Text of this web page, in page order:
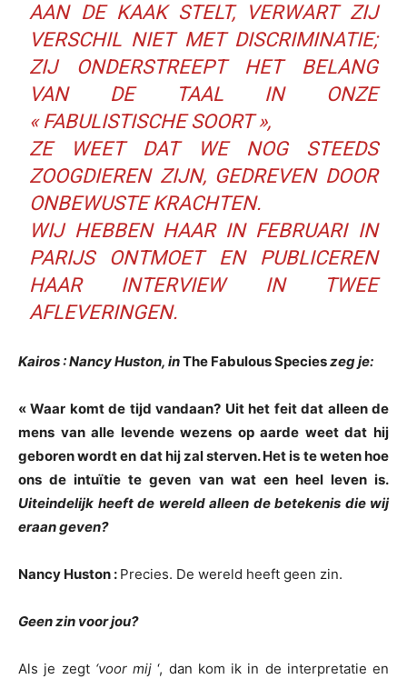
AAN DE KAAK STELT, VERWART ZIJ
VERSCHIL NIET MET DISCRIMINATIE;
ZIJ ONDERSTREEPT HET BELANG
VAN DE TAAL IN ONZE
« FABULISTISCHE SOORT »,
ZE WEET DAT WE NOG STEEDS
ZOOGDIEREN ZIJN, GEDREVEN DOOR
ONBEWUSTE KRACHTEN.
WIJ HEBBEN HAAR IN FEBRUARI IN
PARIJS ONTMOET EN PUBLICEREN
HAAR INTERVIEW IN TWEE
AFLEVERINGEN.
Kairos : Nancy Huston, inThe Fabulous Specieszeg je:
« Waar komt de tijd vandaan? Uit het feit dat alleen de
mens van alle levende wezens op aarde weet dat hij
geboren wordt en dat hij zal sterven. Het is te weten hoe
ons de intuïtie te geven van wat een heel leven is.
Uiteindelijk heeft de wereld alleen de betekenis die wij
eraan geven?
Nancy Huston : Precies. De wereld heeft geen zin.
Geen zin voor jou?
Als je zegt ‘voor mij‘, dan kom ik in de interpretatie en